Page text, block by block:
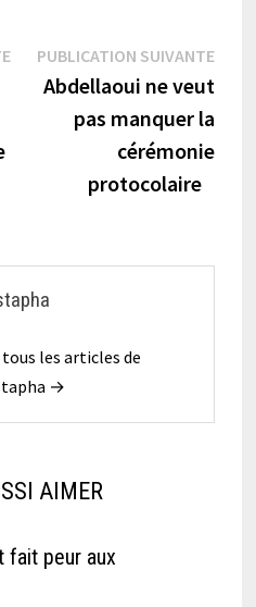
Publication
précédente :
PUBLICATION SUIVANTE
Abdellaoui ne veut
pas manquer la
cérémonie
protocolaire
les articles de
→
AIMER
fait peur aux